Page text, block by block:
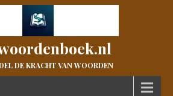
DE KRACHT VAN WOORDEN